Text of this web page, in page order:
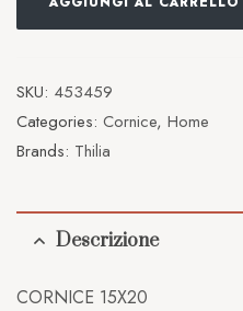
SKU: 453459
Categories: Cornice, Home
Brands: Thilia
Descrizione
CORNICE 15X20